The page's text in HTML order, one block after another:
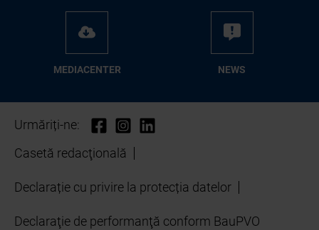
ME­D­IA­CEN­TER NEWS
Urmăriți-ne:
Casetă redacţională
Declarație cu privire la protecția datelor
Declaraţie de performanţă conform BauPVO